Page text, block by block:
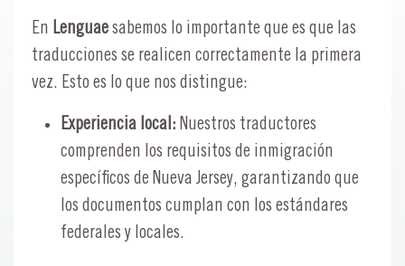
En Lenguae sabemos lo importante que es que las
traducciones se realicen correctamente la primera
vez. Esto es lo que nos distingue:
Experiencia local: Nuestros traductores
comprenden los requisitos de inmigración
específicos de Nueva Jersey, garantizando que
los documentos cumplan con los estándares
federales y locales.